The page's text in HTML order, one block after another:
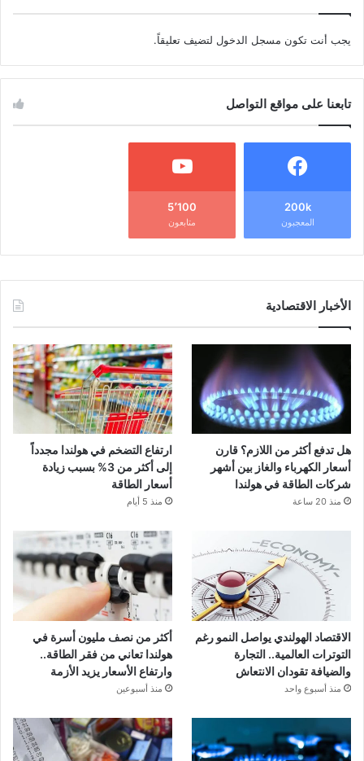
يجب أنت تكون مسجل الدخول لتضيف تعليقاً.
تابعنا على مواقع التواصل
200k
المعجبون
5٬100
متابعون
الأخبار الاقتصادية
هل تدفع أكثر من اللازم؟ قارن
أسعار الكهرباء والغاز بين أشهر
شركات الطاقة في هولندا
منذ 20 ساعة
ارتفاع التضخم في هولندا مجدداً
إلى أكثر من 3% بسبب زيادة
أسعار الطاقة
منذ 5 أيام
الاقتصاد الهولندي يواصل النمو رغم
التوترات العالمية.. التجارة
والضيافة تقودان الانتعاش
منذ أسبوع واحد
أكثر من نصف مليون أسرة في
هولندا تعاني من فقر الطاقة..
وارتفاع الأسعار يزيد الأزمة
منذ أسبوعين